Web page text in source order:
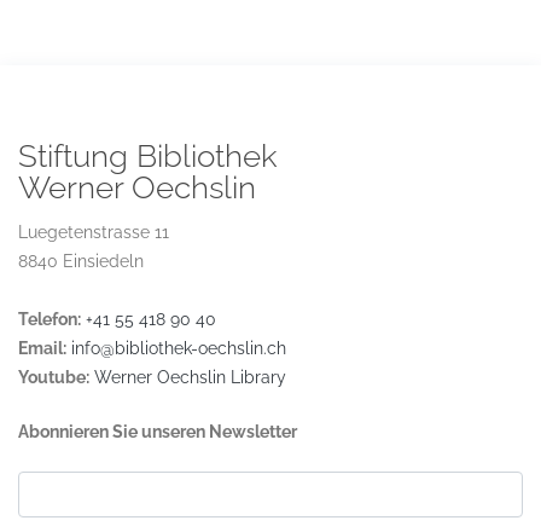
Stiftung Bibliothek
Werner Oechslin
Luegetenstrasse 11
8840 Einsiedeln
Telefon: +41 55 418 90 40
Email: info@bibliothek-oechslin.ch
Youtube: Werner Oechslin Library
Abonnieren Sie unseren Newsletter